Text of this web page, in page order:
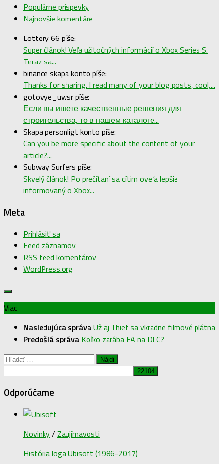
Populárne príspevky
Najnovšie komentáre
Lottery 66 píše:
Super článok! Veľa užitočných informácií o Xbox Series S.
Teraz sa...
binance skapa konto píše:
Thanks for sharing. I read many of your blog posts, cool,...
gotovye_uwsr píše:
Если вы ищете качественные решения для
строительства, то в нашем каталоге...
Skapa personligt konto píše:
Can you be more specific about the content of your
article?...
Subway Surfers píše:
Skvelý článok! Po prečítaní sa cítim oveľa lepšie
informovaný o Xbox...
Meta
Prihlásiť sa
Feed záznamov
RSS feed komentárov
WordPress.org
Viac
Nasledujúca správaUž aj Thief sa vkradne filmové plátna
Predošlá správa Koľko zarába EA na DLC?
Hľadať:
Odporúčame
Novinky/ Zaujímavosti
História loga Ubisoft (1986-2017)